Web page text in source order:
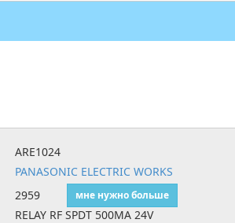
ARE1024
PANASONIC ELECTRIC WORKS
2959 мне нужно больше
RELAY RF SPDT 500MA 24V